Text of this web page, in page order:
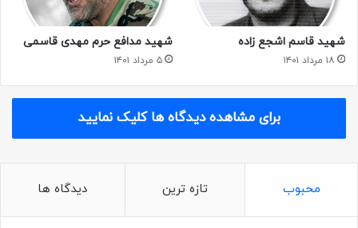
شهید قاسم اشجع زاده
۱۸ مرداد ۱۴۰۱
شهید مدافع حرم مهدی قاسمی
۵ مرداد ۱۴۰۱
برای مشاهده دیدگاه ها کلیک نمایید
محبوب تازه ترین دیدگاه ها